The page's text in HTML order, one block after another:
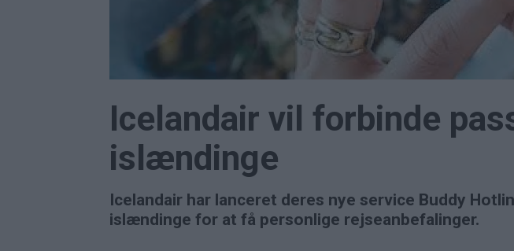
Icelandair vil forbinde
islændinge
Icelandair har lanceret deres nye service Buddy
islændinge for at få personlige rejseanbefalinger.